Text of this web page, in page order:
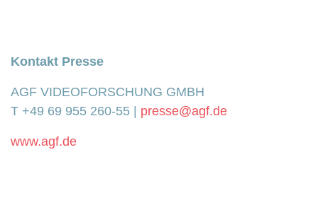
Kontakt Presse
AGF VIDEOFORSCHUNG GMBH
T +49 69 955 260-55 | presse@agf.de
www.agf.de